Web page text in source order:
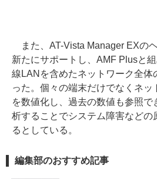
また、AT-Vista Manager EXの
新たにサポートし、AMF Plusと
線LANを含めたネットワーク全体
った。個々の端末だけでなくネッ
を数値化し、過去の数値も参照で
析することでシステム障害などの
るとしている。
編集部のおすすめ記事